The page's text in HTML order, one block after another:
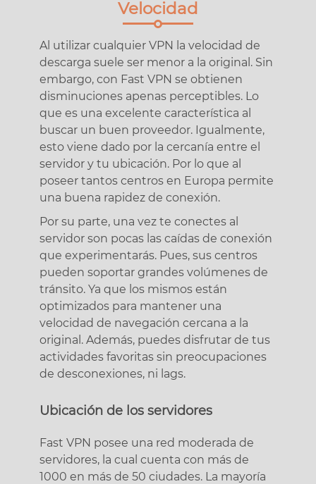
Velocidad
Al utilizar cualquier VPN la velocidad de
descarga suele ser menor a la original. Sin
embargo, con Fast VPN se obtienen
disminuciones apenas perceptibles. Lo
que es una excelente característica al
buscar un buen proveedor. Igualmente,
esto viene dado por la cercanía entre el
servidor y tu ubicación. Por lo que al
poseer tantos centros en Europa permite
una buena rapidez de conexión.
Por su parte, una vez te conectes al
servidor son pocas las caídas de conexión
que experimentarás. Pues, sus centros
pueden soportar grandes volúmenes de
tránsito. Ya que los mismos están
optimizados para mantener una
velocidad de navegación cercana a la
original. Además, puedes disfrutar de tus
actividades favoritas sin preocupaciones
de desconexiones, ni lags.
Ubicación de los servidores
Fast VPN posee una red moderada de
servidores, la cual cuenta con más de
1000 en más de 50 ciudades. La mayoría